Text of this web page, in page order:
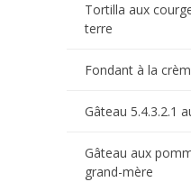
Tortilla aux
terre
Fondant à la
Gâteau 5.4.3.2.1
Gâteau aux
grand-mère